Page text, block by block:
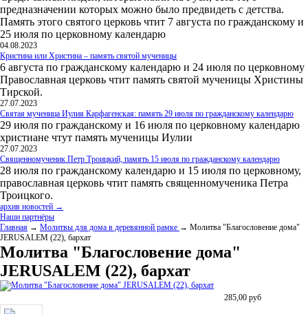
предназначении которых можно было предвидеть с детства.
Память этого святого церковь чтит 7 августа по гражданскому и
25 июля по церковному календарю
04.08.2023
Кристина или Христина – память святой мученицы
6 августа по гражданскому календарю и 24 июля по церковному
Православная церковь чтит память святой мученицы Христины
Тирской.
27.07.2023
Святая мученица Иулия Карфагенская: память 29 июля по гражданскому календарю
29 июля по гражданскому и 16 июля по церковному календарю
христиане чтут память мученицы Иулии
27.07.2023
Священномученик Петр Троицкий, память 15 июля по гражданскому календарю
28 июля по гражданскому календарю и 15 июля по церковному,
православная церковь чтит память священномученика Петра
Троицкого.
архив новостей →
Наши партнёры
Главная → Молитвы для дома в деревянной рамке → Молитва "Благословение дома"
JERUSALEM (22), бархат
Молитва "Благословение дома"
JERUSALEM (22), бархат
285,00 руб